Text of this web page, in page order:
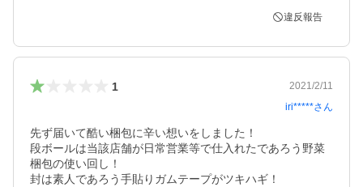
違反報告
1
2021/2/11
iri*****さん
先ず届いて酷い梱包に辛い想いをしました！
段ボールは当該店舗が日常営業等で仕入れたであろう野菜
梱包の使い回し！
封は素人であろう手貼りガムテープがツキハギ！